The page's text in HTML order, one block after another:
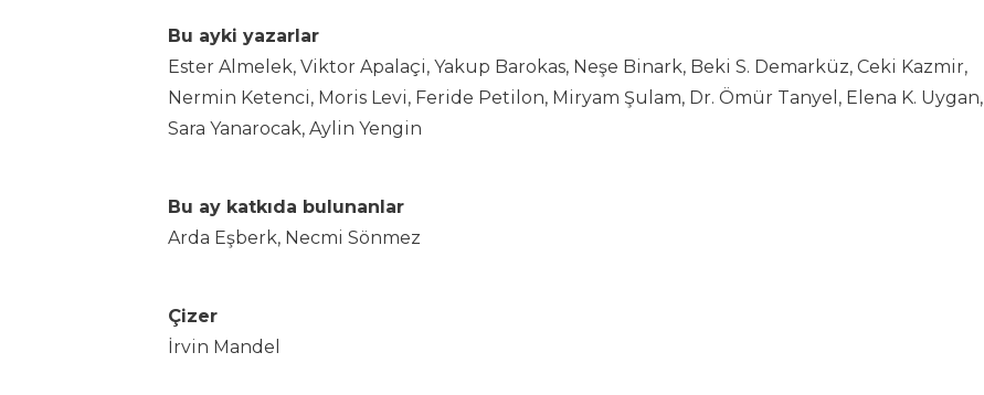
Bu ayki yazarlar
Ester Almelek, Viktor Apalaçi, Yakup Barokas, Neşe Binark, Beki S. Demarküz, Ceki Kazmir,
Nermin Ketenci, Moris Levi, Feride Petilon, Miryam Şulam, Dr. Ömür Tanyel, Elena K. Uygan,
Sara Yanarocak, Aylin Yengin
Bu ay katkıda bulunanlar
Arda Eşberk, Necmi Sönmez
Çizer
İrvin Mandel